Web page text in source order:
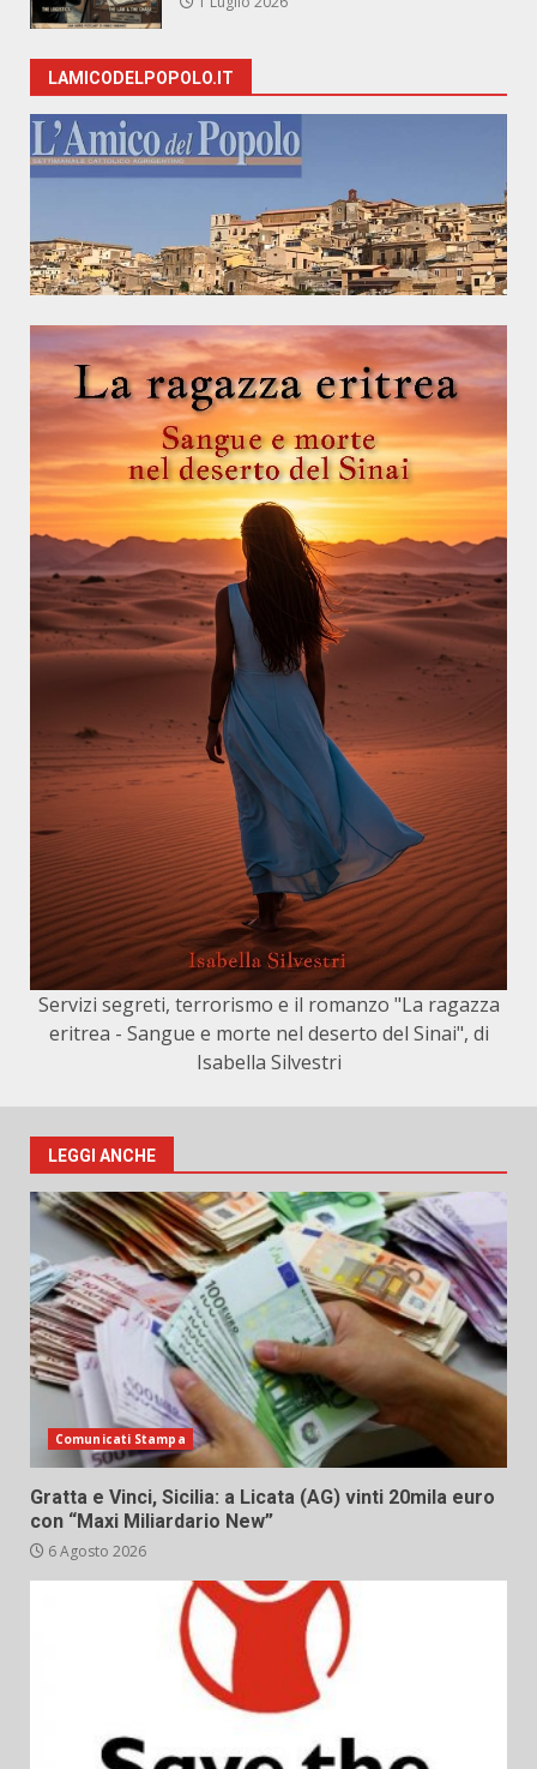
LAMICODELPOPOLO.IT
Servizi segreti, terrorismo e il romanzo "La ragazza
eritrea - Sangue e morte nel deserto del Sinai", di
Isabella Silvestri
LEGGI ANCHE
Comunicati Stampa
Gratta e Vinci, Sicilia: a Licata (AG) vinti 20mila euro
con “Maxi Miliardario New”
6 Agosto 2026